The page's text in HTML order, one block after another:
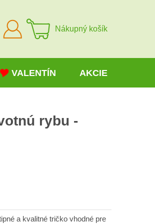
Prihlásiť
sa
Nákupný košík
VALENTÍN AKCIE
rybu -
a kvalitné tričko vhodné pre